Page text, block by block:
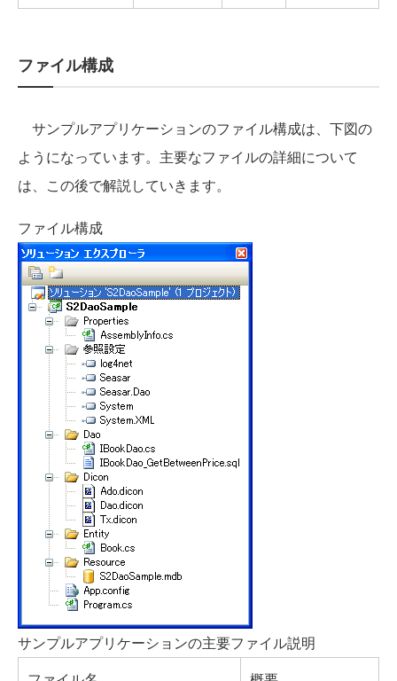
ファイル構成
サンプルアプリケーションのファイル構成は、下図の
ようになっています。主要なファイルの詳細について
は、この後で解説していきます。
ファイル構成
サンプルアプリケーションの主要ファイル説明